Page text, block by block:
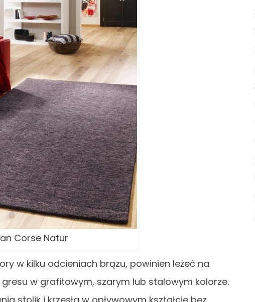
Corse Natur
w kilku odcieniach brązu, powinien leżeć na
w grafitowym, szarym lub stalowym kolorze.